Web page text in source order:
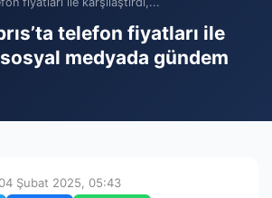
telefon fiyatları ile
sosyal medyada gündem
04 Şubat 2025, 05:43